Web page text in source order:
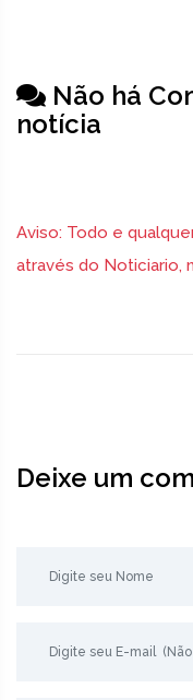
Não há
notícia
Aviso: Todo e
através do Noticiario,
Deixe um